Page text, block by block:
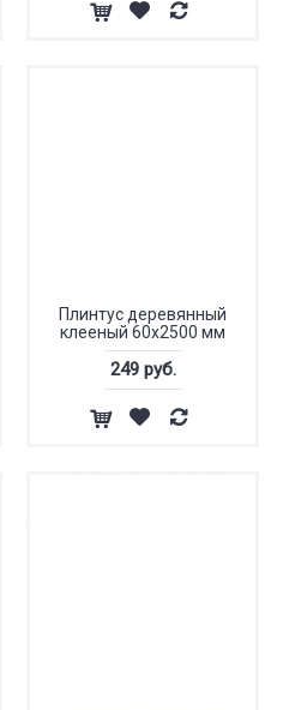
Плинтус деревянный
клееный 60x2500 мм
249 руб.